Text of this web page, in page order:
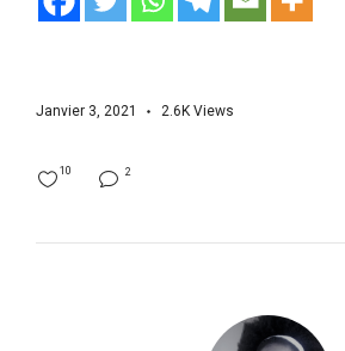
Janvier 3, 2021 2.6K Views
2
10